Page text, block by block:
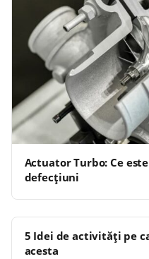
Actuator Turbo: Ce
defecțiuni
5 Idei de activități pe
acesta